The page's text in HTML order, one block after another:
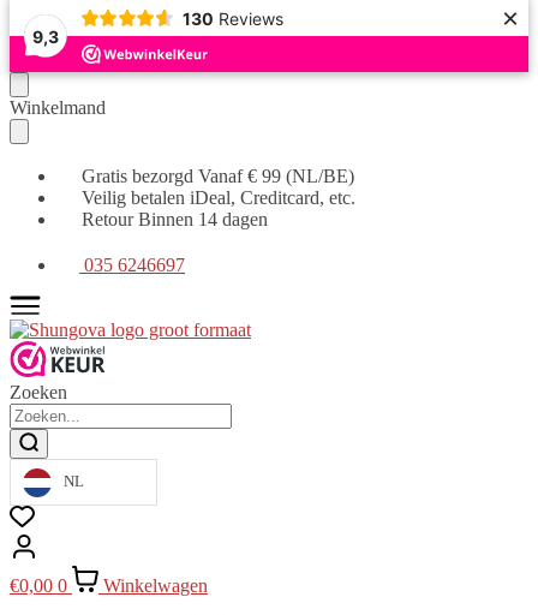
9,3
130 Reviews ×
Verder
naar
navigatie
Ga
naar
de
inhoud
Winkelmand
Gratis bezorgd Vanaf € 99 (NL/BE)
Veilig betalen iDeal, Creditcard, etc.
Retour Binnen 14 dagen
035 6246697
Zoeken
NL
€0,00 0
Winkelwagen